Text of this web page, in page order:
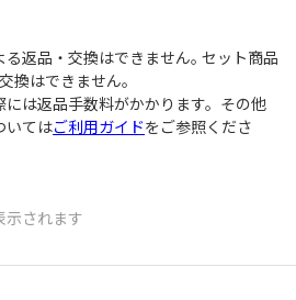
返品・交換はできません｡ セット商品
換はできません｡
は返品手数料がかかります。その他
いてはご利用ガイドをご参照くださ
示されます